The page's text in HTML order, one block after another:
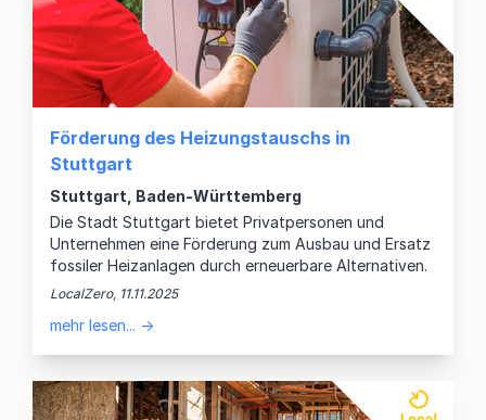
Förderung des Heizungstauschs in
Stuttgart
Stuttgart, Baden-Württemberg
Die Stadt Stuttgart bietet Privatpersonen und
Unternehmen eine Förderung zum Ausbau und Ersatz
fossiler Heizanlagen durch erneuerbare Alternativen.
LocalZero, 11.11.2025
mehr lesen... →